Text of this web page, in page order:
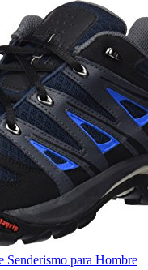
Senderismo para Hombre